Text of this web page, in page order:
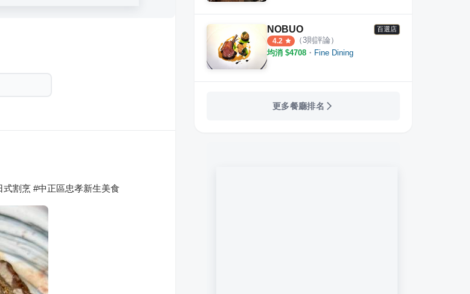
割烹 #中正區忠孝新生美食
NOBUO 百選店
4.2 （3則評論）
均消 $4708 ・ Fine Dining
更多餐廳排名